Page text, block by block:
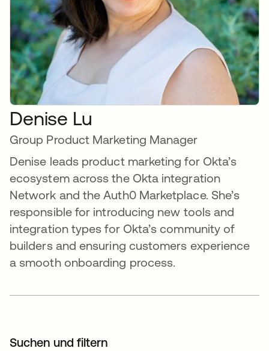
Denise Lu
Group Product Marketing Manager
Denise leads product marketing for Okta’s
ecosystem across the Okta integration
Network and the Auth0 Marketplace. She’s
responsible for introducing new tools and
integration types for Okta’s community of
builders and ensuring customers experience
a smooth onboarding process.
Suchen und filtern